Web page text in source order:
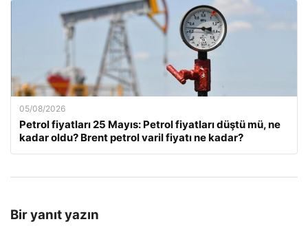
05/08/2026
Petrol fiyatları 25 Mayıs: Petrol fiyatları düştü mü, ne
kadar oldu? Brent petrol varil fiyatı ne kadar?
Bir yanıt yazın